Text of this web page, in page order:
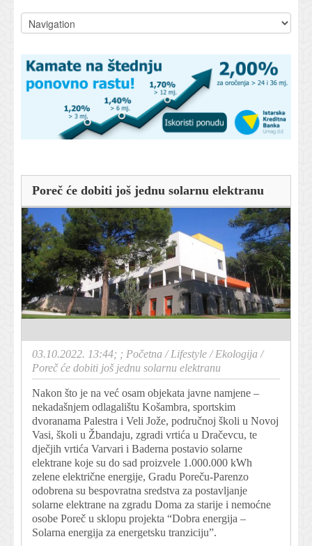
Poreč će dobiti još jednu solarnu elektranu
03.10.2022. 13:44; ; Početna /Lifestyle /Ekologija /
Poreč će dobiti još jednu solarnu elektranu
Nakon što je na već osam objekata javne namjene –
nekadašnjem odlagalištu Košambra, sportskim
dvoranama Palestra i Veli Jože, područnoj školi u Novoj
Vasi, školi u Žbandaju, zgradi vrtića u Dračevcu, te
dječjih vrtića Varvari i Baderna postavio solarne
elektrane koje su do sad proizvele 1.000.000 kWh
zelene električne energije, Gradu Poreču-Parenzo
odobrena su bespovratna sredstva za postavljanje
solarne elektrane na zgradu Doma za starije i nemoćne
osobe Poreč u sklopu projekta “Dobra energija –
Solarna energija za energetsku tranziciju”.